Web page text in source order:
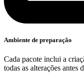
Ambiente de preparação
Cada pacote inclui a
todas as alterações antes